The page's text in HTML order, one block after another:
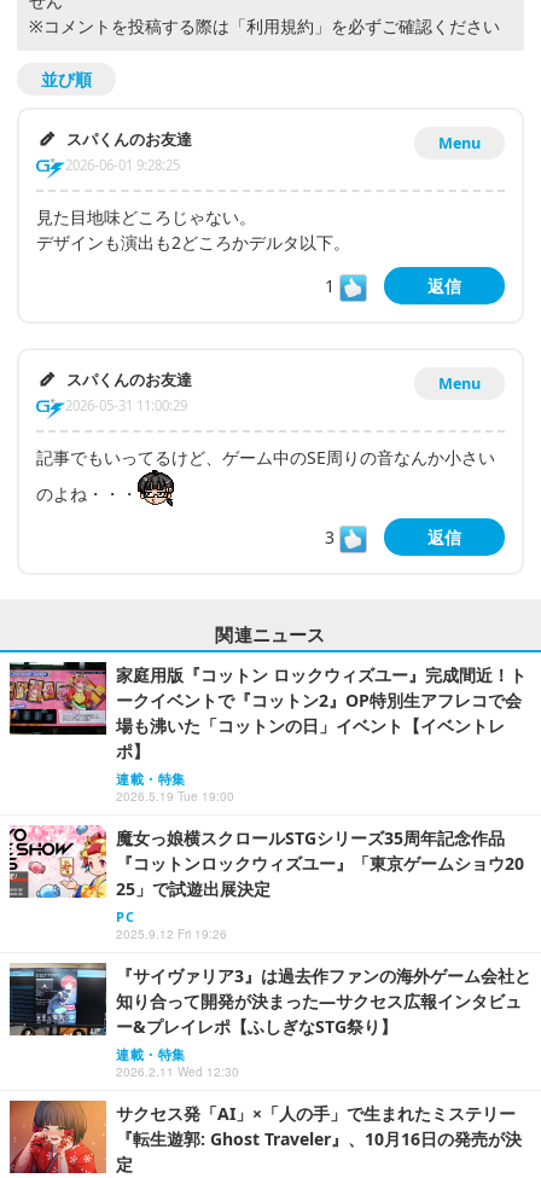
※コメントを投稿する際は 「利用規約」 を必ずご確認ください
並び順
Menu
スパくんのお友達
2026-06-01 9:28:25
見た目地味どころじゃない。
デザインも演出も2どころかデルタ以下。
1
返信
Menu
スパくんのお友達
2026-05-31 11:00:29
記事でもいってるけど、ゲーム中のSE周りの音なんか小さい
のよね・・・
3
返信
関連ニュース
家庭用版『コットン ロックウィズユー』完成間近！ト
ークイベントで『コットン2』OP特別生アフレコで会
場も沸いた「コットンの日」イベント【イベントレ
ポ】
連載・特集
2026.5.19 Tue 19:00
魔女っ娘横スクロールSTGシリーズ35周年記念作品
『コットンロックウィズユー』「東京ゲームショウ20
25」で試遊出展決定
PC
2025.9.12 Fri 19:26
『サイヴァリア3』は過去作ファンの海外ゲーム会社と
知り合って開発が決まった―サクセス広報インタビュ
ー&プレイレポ【ふしぎなSTG祭り】
連載・特集
2026.2.11 Wed 12:30
サクセス発「AI」×「人の手」で生まれたミステリー
『転生遊郭: Ghost Traveler』、10月16日の発売が決
定